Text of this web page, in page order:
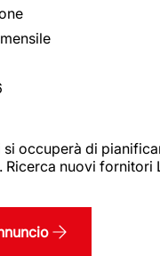
occuperà di
nuovi